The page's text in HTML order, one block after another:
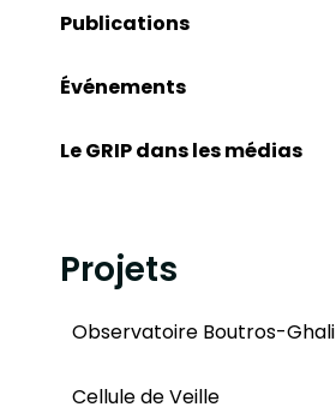
Publications
Événements
Le GRIP dans les médias
Projets
Observatoire Boutros-Ghali
Cellule de Veille